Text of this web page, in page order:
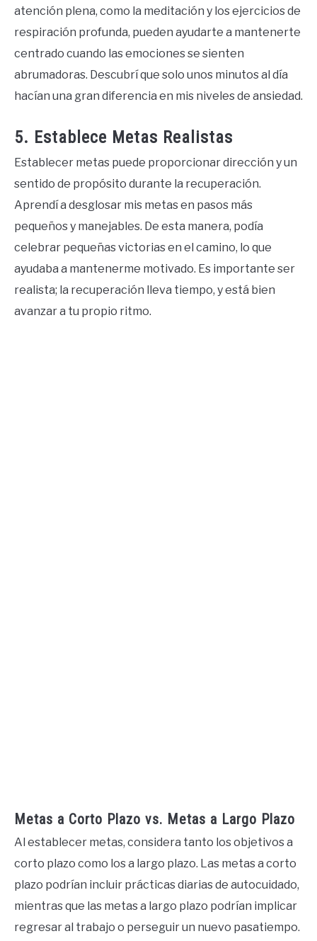
atención plena, como la meditación y los ejercicios de
respiración profunda, pueden ayudarte a mantenerte
centrado cuando las emociones se sienten
abrumadoras. Descubrí que solo unos minutos al día
hacían una gran diferencia en mis niveles de ansiedad.
5. Establece Metas Realistas
Establecer metas puede proporcionar dirección y un
sentido de propósito durante la recuperación.
Aprendí a desglosar mis metas en pasos más
pequeños y manejables. De esta manera, podía
celebrar pequeñas victorias en el camino, lo que
ayudaba a mantenerme motivado. Es importante ser
realista; la recuperación lleva tiempo, y está bien
avanzar a tu propio ritmo.
Metas a Corto Plazo vs. Metas a Largo Plazo
Al establecer metas, considera tanto los objetivos a
corto plazo como los a largo plazo. Las metas a corto
plazo podrían incluir prácticas diarias de autocuidado,
mientras que las metas a largo plazo podrían implicar
regresar al trabajo o perseguir un nuevo pasatiempo.